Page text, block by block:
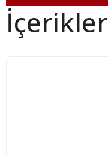
İçerikler